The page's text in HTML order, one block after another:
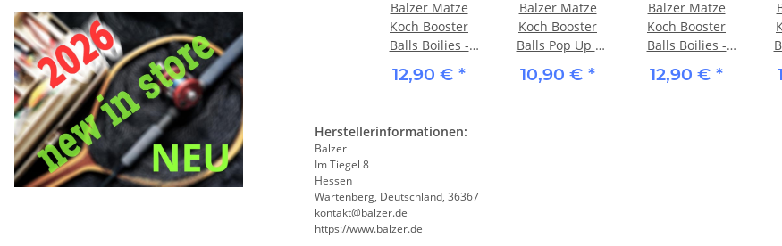
Balzer Matze
Koch Booster
Balls Boilies -
12,90 € *
Balzer Matze
Koch Booster
Balls Pop Up -
10,90 € *
Balzer Matze
Koch Booster
Balls Boilies -
Red
12,90 € *
Herstellerinformationen:
Balzer
Im Tiegel 8
Hessen
Wartenberg, Deutschland, 36367
kontakt@balzer.de
https://www.balzer.de